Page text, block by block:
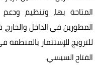
المتاحة بها، وتنظيم
المطورين في الداخل
للترويج للإستثمار
الفتاح السيسي.